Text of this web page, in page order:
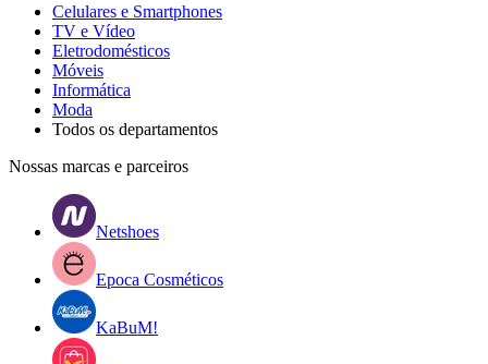
Celulares e Smartphones
TV e Vídeo
Eletrodomésticos
Móveis
Informática
Moda
Todos os departamentos
Nossas marcas e parceiros
Netshoes
Epoca Cosméticos
KaBuM!